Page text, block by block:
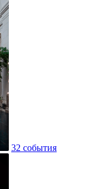
32 события